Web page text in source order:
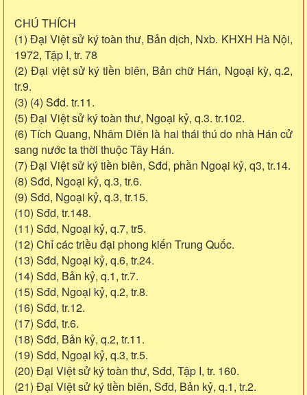
CHÚ THÍCH
(1) Đại Việt sử ký toàn thư, Bản dịch, Nxb. KHXH Hà Nội,
1972, Tập I, tr. 78
(2) Đại việt sử ký tiền biên, Bản chữ Hán, Ngoại kỳ, q.2,
tr.9.
(3) (4) Sđd. tr.11.
(5) Đại Việt sử ký toàn thư, Ngoại kỷ, q.3. tr.102.
(6) Tích Quang, Nhâm Diên là hai thái thú do nhà Hán cử
sang nước ta thời thuộc Tây Hán.
(7) Đại Việt sử ký tiền biên, Sđd, phần Ngoại kỷ, q3, tr.14.
(8) Sđd, Ngoại kỷ, q.3, tr.6.
(9) Sđd, Ngoại kỷ, q.3, tr.15.
(10) Sđd, tr.148.
(11) Sđd, Ngoại kỷ, q.7, tr5.
(12) Chỉ các triều đại phong kiến Trung Quốc.
(13) Sđd, Ngoại kỷ, q.6, tr.24.
(14) Sđd, Bản kỷ, q.1, tr.7.
(15) Sđd, Ngoại kỷ, q.2, tr.8.
(16) Sđd, tr.12.
(17) Sđd, tr.6.
(18) Sđd, Bản kỷ, q.2, tr.11.
(19) Sđd, Ngoại kỷ, q.3, tr.5.
(20) Đại Việt sử ký toàn thư, Sđd, Tập I, tr. 160.
(21) Đại Việt sử ký tiền biên, Sđd, Bản kỷ, q.1, tr.2.